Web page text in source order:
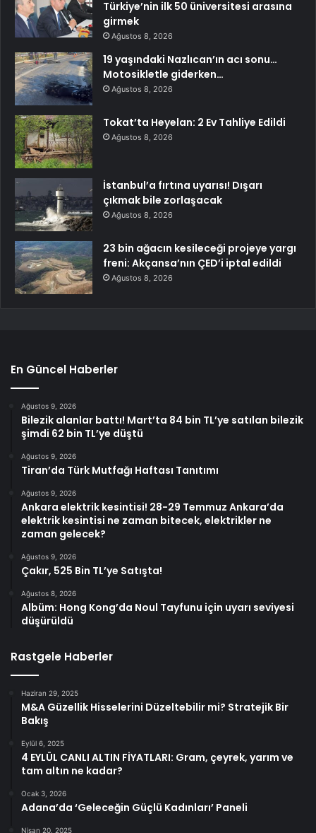
Türkiye’nin ilk 50 üniversitesi arasına
girmek
Ağustos 8, 2026
19 yaşındaki Nazlıcan’ın acı sonu…
Motosikletle giderken…
Ağustos 8, 2026
Tokat’ta Heyelan: 2 Ev Tahliye Edildi
Ağustos 8, 2026
İstanbul’a fırtına uyarısı! Dışarı
çıkmak bile zorlaşacak
Ağustos 8, 2026
23 bin ağacın kesileceği projeye yargı
freni: Akçansa’nın ÇED’i iptal edildi
Ağustos 8, 2026
En Güncel Haberler
Ağustos 9, 2026
Bilezik alanlar battı! Mart’ta 84 bin TL’ye satılan bilezik
şimdi 62 bin TL’ye düştü
Ağustos 9, 2026
Tiran’da Türk Mutfağı Haftası Tanıtımı
Ağustos 9, 2026
Ankara elektrik kesintisi! 28-29 Temmuz Ankara’da
elektrik kesintisi ne zaman bitecek, elektrikler ne
zaman gelecek?
Ağustos 9, 2026
Çakır, 525 Bin TL’ye Satışta!
Ağustos 8, 2026
Albüm: Hong Kong’da Noul Tayfunu için uyarı seviyesi
düşürüldü
Rastgele Haberler
Haziran 29, 2025
M&A Güzellik Hisselerini Düzeltebilir mi? Stratejik Bir
Bakış
Eylül 6, 2025
4 EYLÜL CANLI ALTIN FİYATLARI: Gram, çeyrek, yarım ve
tam altın ne kadar?
Ocak 3, 2026
Adana’da ‘Geleceğin Güçlü Kadınları’ Paneli
Nisan 20, 2025